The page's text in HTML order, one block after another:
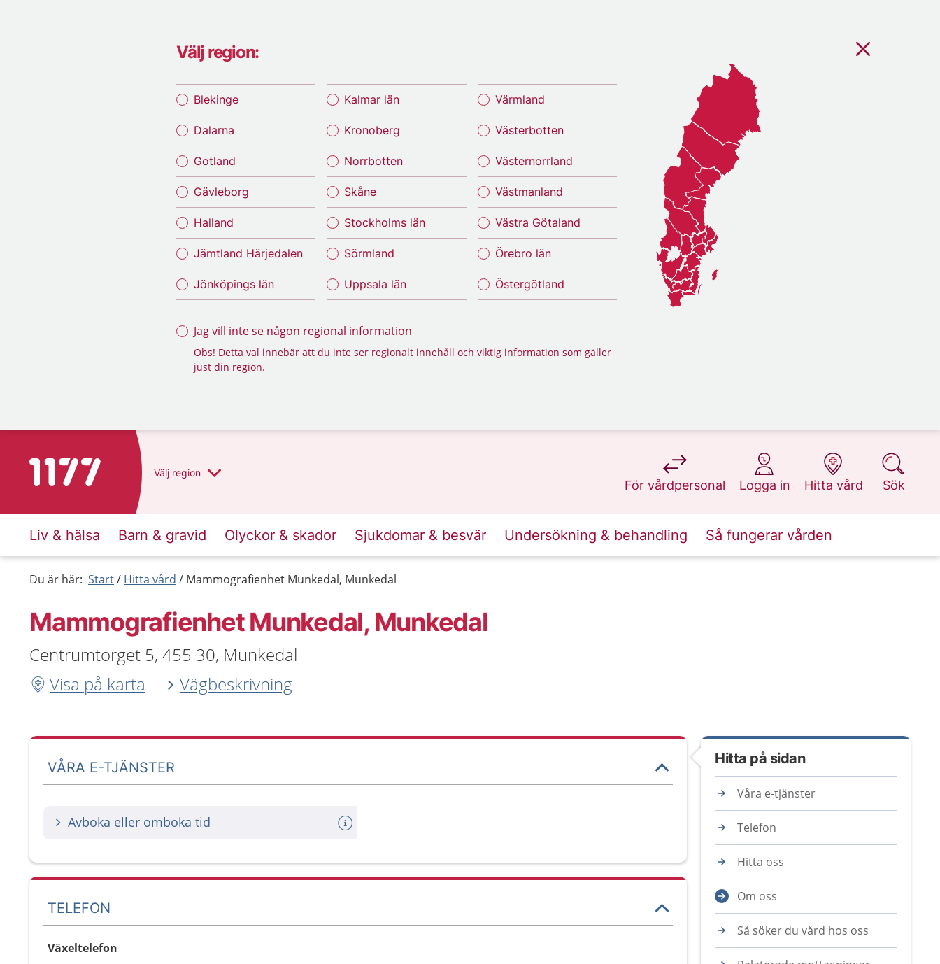
Välj region:
Blekinge
Dalarna
Gotland
Gävleborg
Halland
Jämtland Härjedalen
Jönköpings län
Kalmar län
Kronoberg
Norrbotten
Skåne
Stockholms län
Sörmland
Uppsala län
Värmland
Västerbotten
Västernorrland
Västmanland
Västra Götaland
Örebro län
Östergötland
Jag vill inte se någon regional information
Obs! Detta val innebär att du inte ser regionalt innehåll och viktig information som gäller
just din region.
Till startsidan för 1177 Välj region
För vårdpersonal
på 1177.se
Logga in
på 1177.se
Hitta vård
på 1177.se
Sök
på 1177.se
Liv & hälsa Barn & gravid Olyckor & skador Sjukdomar & besvär Undersökning & behandling Så fungerar vården
Du är här: Start Hitta vård Mammografienhet Munkedal, Munkedal
Mammografienhet Munkedal, Munkedal
Centrumtorget 5, 455 30, Munkedal
Visa på karta
Vägbeskrivning
VÅRA E-TJÄNSTER
Avboka eller omboka tid
TELEFON
Växeltelefon
Hitta på sidan
Våra e-tjänster
Telefon
Hitta oss
Om oss
Så söker du vård hos oss